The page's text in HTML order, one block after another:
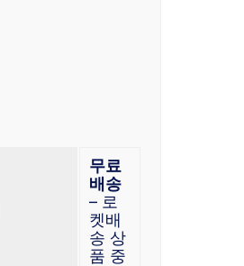
무료
배송
– 로
켓배
송 상
품 중